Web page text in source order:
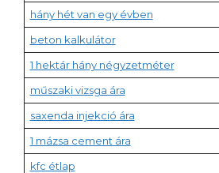
hány hét van egy évben
beton kalkulátor
1 hektár hány négyzetméter
műszaki vizsga ára
saxenda injekció ára
1 mázsa cement ára
kfc étlap